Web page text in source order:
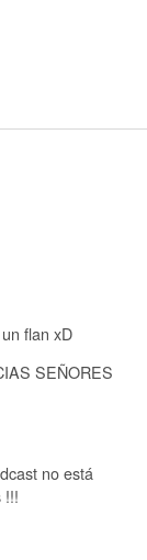
flan xD
SEÑORES
no está
!!!